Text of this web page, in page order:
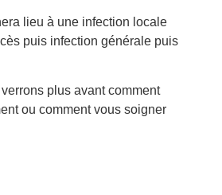
lieu à une infection locale
puis infection générale puis
plus avant comment
ou comment vous soigner